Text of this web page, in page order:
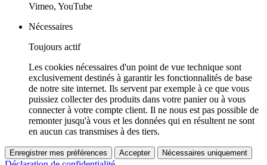
Vimeo, YouTube
Nécessaires
Toujours actif
Les cookies nécessaires d'un point de vue technique sont
exclusivement destinés à garantir les fonctionnalités de base
de notre site internet. Ils servent par exemple à ce que vous
puissiez collecter des produits dans votre panier ou à vous
connecter à votre compte client. Il ne nous est pas possible de
remonter jusqu'à vous et les données qui en résultent ne sont
en aucun cas transmises à des tiers.
Enregistrer mes préférences Accepter Nécessaires uniquement